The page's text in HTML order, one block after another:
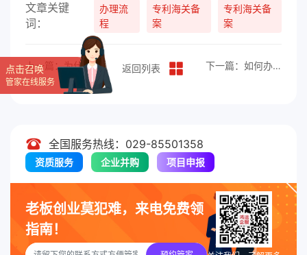
文章关键
词：
办理流
程
专利海关备
案
专利海关备
案
上一篇：为什么要申请商标注册？ 返回列表 下一篇：如何办理文字作品登记？
全国服务热线：029-85501358
资质服务 企业并购 项目申报
老板创业莫犯难，来电免费领
指南！
点击召唤
管家在线服务